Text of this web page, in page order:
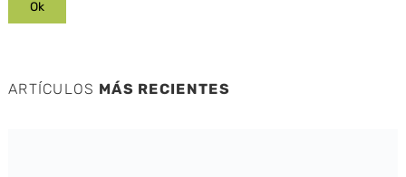
ARTÍCULOS MÁS RECIENTES